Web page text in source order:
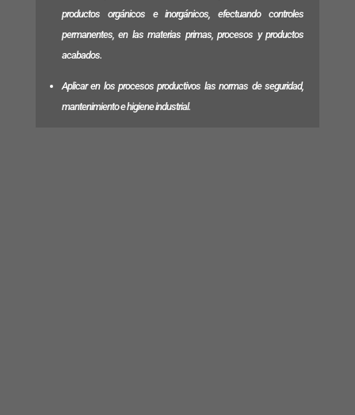
productos orgánicos e inorgánicos, efectuando controles
permanentes, en las materias primas, procesos y productos
acabados.
Aplicar en los procesos productivos las normas de seguridad,
mantenimiento e higiene industrial.